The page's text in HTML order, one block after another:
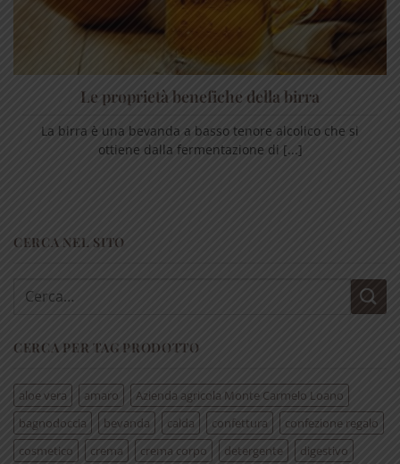
Le proprietà benefiche della birra
La birra è una bevanda a basso tenore alcolico che si
ottiene dalla fermentazione di [...]
CERCA NEL SITO
Cerca:
CERCA PER TAG PRODOTTO
aloe vera amaro
Azienda agricola Monte Carmelo Loano
bagnodoccia
bevanda calda confettura
confezione regalo
cosmetico
crema crema corpo detergente
digestivo